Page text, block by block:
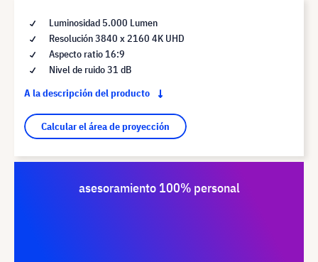
Luminosidad 5.000 Lumen
Resolución 3840 x 2160 4K UHD
Aspecto ratio 16:9
Nivel de ruido 31 dB
A la descripción del producto
Calcular el área de proyección
asesoramiento 100% personal